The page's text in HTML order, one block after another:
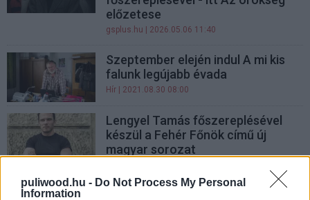
puliwood.hu - Do Not Process My Personal
Information
előzetese
gsplus.hu | 2026.05.06 11:40
Szeptember elején indul A mi kis
falunk legújabb évada
Hír | 2021.08.30 08:00
Lengyel Tamás főszereplésével
készül a Fehér Főnök című új
magyar sorozat